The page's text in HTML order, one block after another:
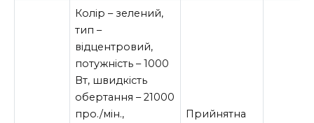
Колір – зелений,
тип –
відцентровий,
потужність – 1000
Вт, швидкість
обертання – 21000
про./мін.,
Прийнятна